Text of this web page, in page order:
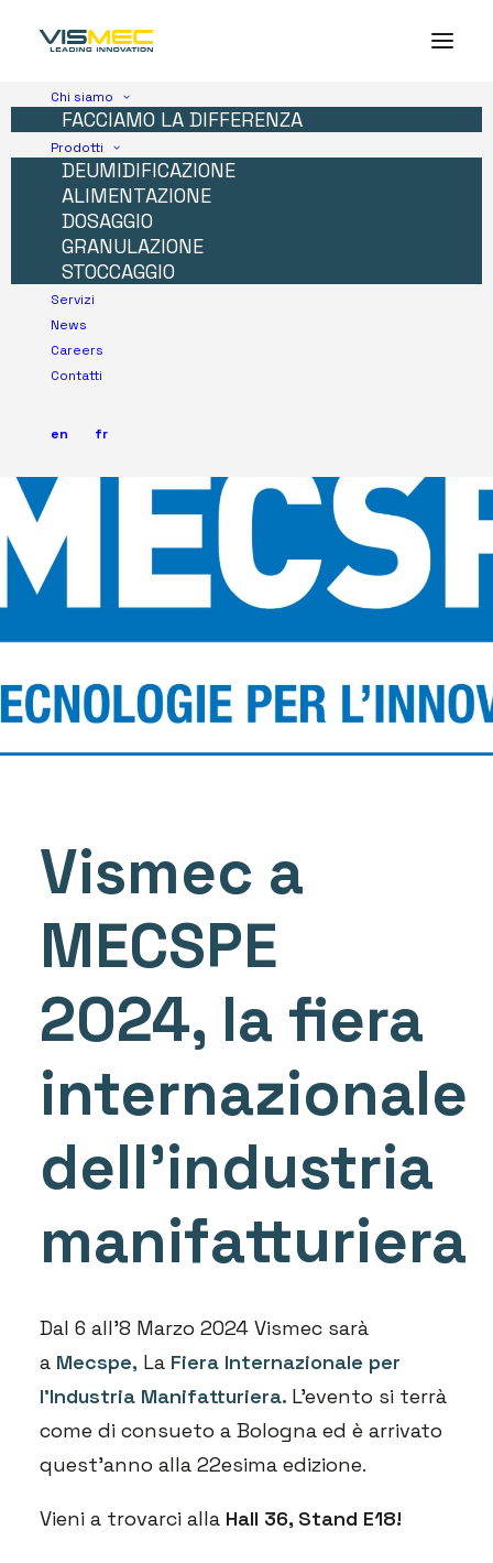
Chi siamo
FACCIAMO LA DIFFERENZA
Prodotti
DEUMIDIFICAZIONE
ALIMENTAZIONE
DOSAGGIO
GRANULAZIONE
STOCCAGGIO
Servizi
News
Careers
Contatti
en fr
Vismec a
MECSPE
2024, la fiera
internazionale
dell’industria
manifatturiera
Dal 6 all’8 Marzo 2024 Vismec sarà
a Mecspe, La Fiera Internazionale per
l’Industria Manifatturiera. L’evento si terrà
come di consueto a Bologna ed è arrivato
quest’anno alla 22esima edizione.
Vieni a trovarci alla Hall 36, Stand E18!